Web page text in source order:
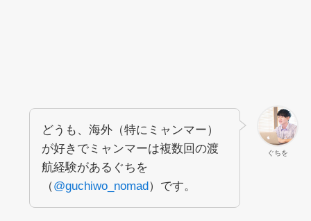
ぐちを
どうも、海外（特にミャンマー）
が好きでミャンマーは複数回の渡
航経験があるぐちを
（@guchiwo_nomad）です。